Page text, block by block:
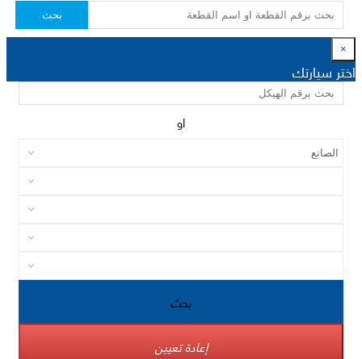
بحث
×
اختر سيارتك
او
بحث
إعادة تعيين